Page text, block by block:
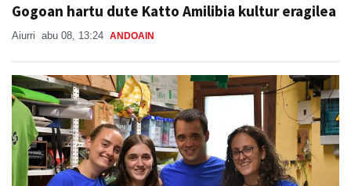
Gogoan hartu dute Katto Amilibia kultur eragilea
Aiurri abu 08, 13:24 ANDOAIN